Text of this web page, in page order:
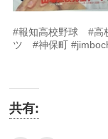
#報知高校野球 #
ツ #神保町
共有: